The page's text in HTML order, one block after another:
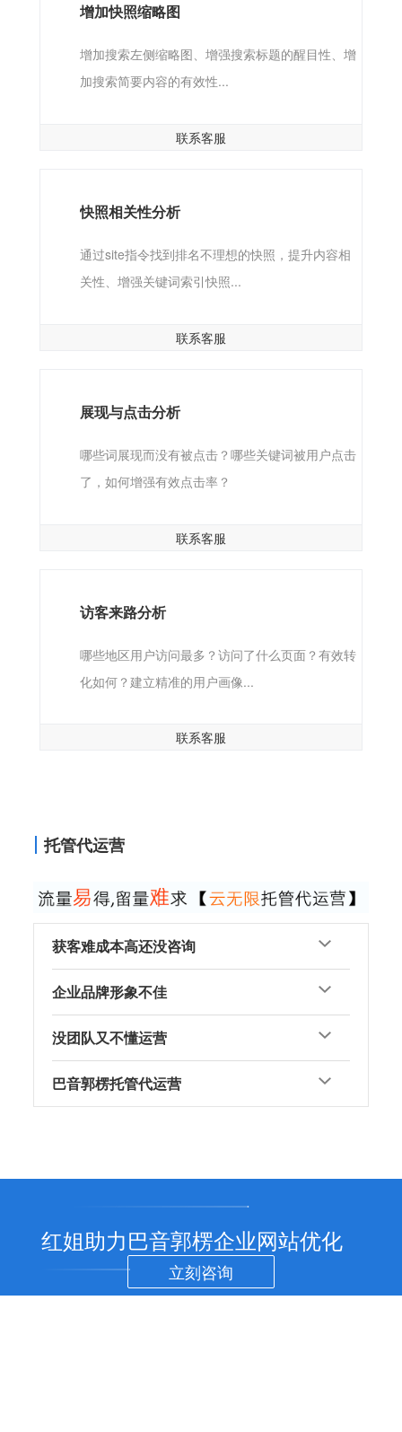
增加快照缩略图
增加搜索左侧缩略图、增强搜索标题的醒目性、增
加搜索简要内容的有效性...
联系客服
快照相关性分析
通过site指令找到排名不理想的快照，提升内容相
关性、增强关键词索引快照...
联系客服
展现与点击分析
哪些词展现而没有被点击？哪些关键词被用户点击
了，如何增强有效点击率？
联系客服
访客来路分析
哪些地区用户访问最多？访问了什么页面？有效转
化如何？建立精准的用户画像...
联系客服
托管代运营
获客难成本高还没咨询
企业品牌形象不佳
没团队又不懂运营
巴音郭楞托管代运营
红姐助力巴音郭楞企业网站优化
立刻咨询